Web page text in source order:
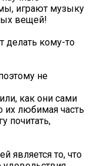
играют музыку
вещей!
делать кому-то
не
как они сами
их любимая часть
почитать,
является то, что